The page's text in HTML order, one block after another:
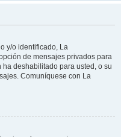
y/o identificado, La
de mensajes privados para
deshabilitado para usted, o su
Comuníquese con La